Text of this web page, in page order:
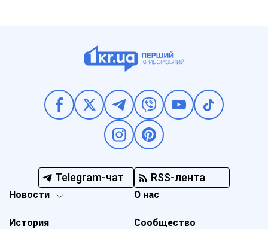
Telegram-чат RSS-лента
Новости
История
О нас
Сообщество